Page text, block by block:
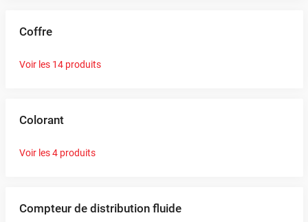
Coffre
Voir les 14 produits
Colorant
Voir les 4 produits
Compteur de distribution fluide